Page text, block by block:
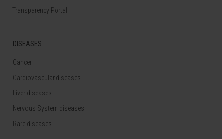
Transparency Portal
DISEASES
Cancer
Cardiovascular diseases
Liver diseases
Nervous System diseases
Rare diseases